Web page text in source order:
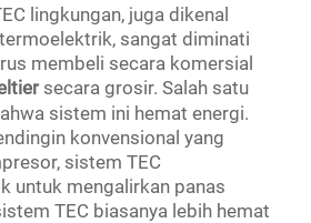
lingkungan, juga dikenal
sangat diminati
membeli secara komersial
secara grosir. Salah satu
sistem ini hemat energi.
konvensional yang
sistem TEC
untuk mengalirkan panas
TEC biasanya lebih hemat